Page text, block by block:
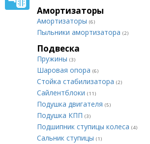
Амортизаторы
Амортизаторы (6)
Пыльники амортизатора (2)
Подвеска
Пружины (3)
Шаровая опора (6)
Стойка стабилизатора (2)
Сайлентблоки (11)
Подушка двигателя (5)
Подушка КПП (3)
Подшипник ступицы колеса (4)
Сальник ступицы (1)